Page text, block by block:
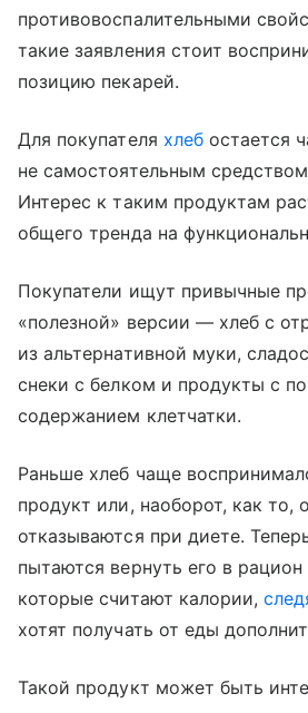
противовоспалительными
такие заявления стоит
позицию пекарей.
Для покупателя хлебостается
не самостоятельным
Интерес к таким продуктам
общего тренда на
Покупатели ищут привычные
«полезной» версии — хлеб с
из альтернативной муки,
снеки с белком и продукты с
содержанием клетчатки.
Раньше хлеб чаще
продукт или, наоборот, как то,
отказываются при диете.
пытаются вернуть его в рацион
которые считают калории,
хотят получать от еды
Такой продукт может быть